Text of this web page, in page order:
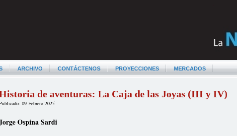
ARCHIVO CONTÁCTENOS PROYECCIONES MERCADOS
de aventuras: La Caja de las Joyas (III y IV)
09 Febrero 2025
Ospina Sardi